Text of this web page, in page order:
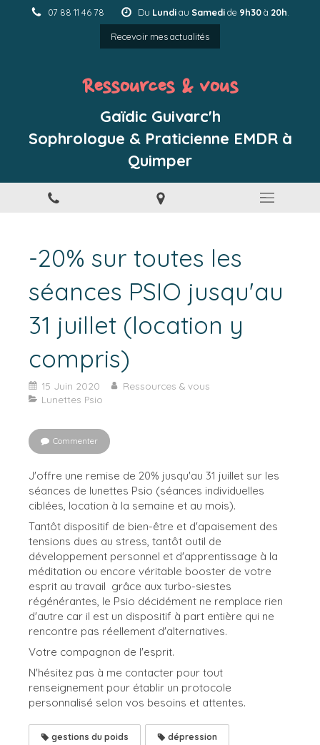
07 88 11 46 78 Du Lundiau Samedide 9h30à 20h
Recevoir mes actualités
Ressources & vous
Gaïdic Guivarc'h
Sophrologue & Praticienne EMDR à
Quimper
-20% sur toutes les
séances PSIO jusqu'au
31 juillet (location y
compris)
15 Juin 2020
Ressources & vous
Lunettes Psio
Commenter
J'offre une remise de 20% jusqu'au 31 juillet sur les
séances de lunettes Psio (séances individuelles
ciblées, location à la semaine et au mois).
Tantôt dispositif de bien-être et d'apaisement des
tensions dues au stress, tantôt outil de
développement personnel et d'apprentissage à la
méditation ou encore véritable booster de votre
esprit au travail grâce aux turbo-siestes
régénérantes, le Psio décidément ne remplace rien
d'autre car il est un dispositif à part entière qui ne
rencontre pas réellement d'alternatives.
Votre compagnon de l'esprit.
N'hésitez pas à me contacter pour tout
renseignement pour établir un protocole
personnalisé selon vos besoins et attentes.
gestions du poids dépression